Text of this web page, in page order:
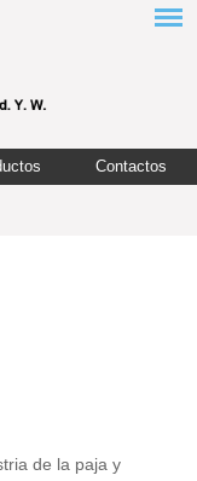
Contactos
de la paja y